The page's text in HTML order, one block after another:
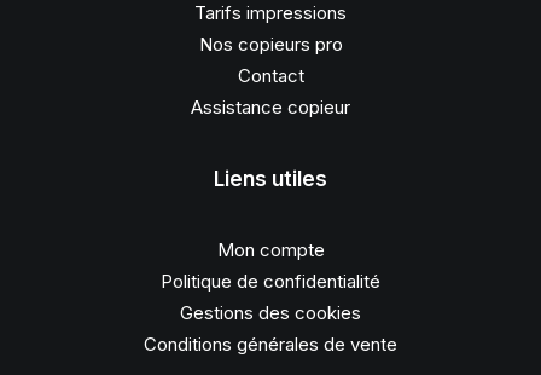
Tarifs impressions
Nos copieurs pro
Contact
Assistance copieur
Liens utiles
Mon compte
Politique de confidentialité
Gestions des cookies
Conditions générales de vente